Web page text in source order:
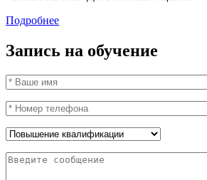
Подробнее
Запись на обучение